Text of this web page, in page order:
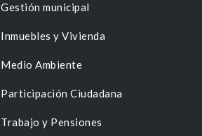
Gestión municipal
Inmuebles y Vivienda
Medio Ambiente
Participación Ciudadana
Trabajo y Pensiones